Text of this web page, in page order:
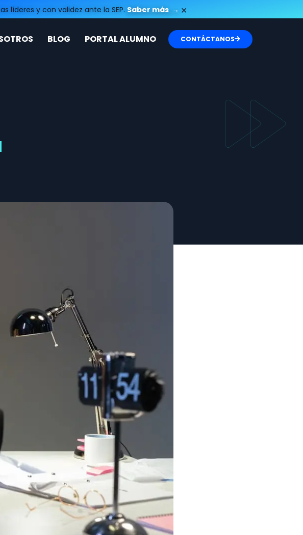
líderes y con validez ante la SEP. Saber más → ×
BLOG PORTAL ALUMNO CONTÁCTANOS